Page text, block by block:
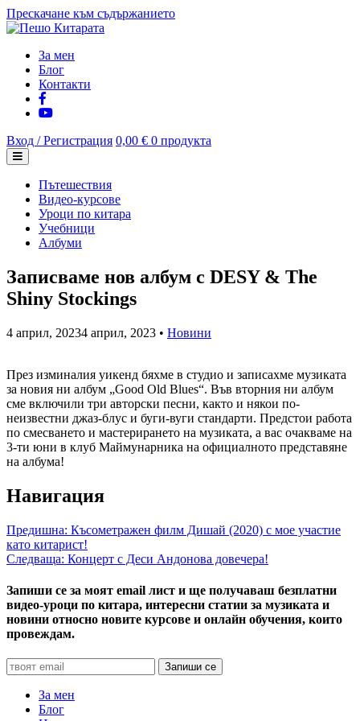
Прескачане към съдържанието
За мен
Блог
Контакти
Вход / Регистрация 0,00 € 0 продукта
Пътешествия
Видео-курсове
Уроци по китара
Учебници
Албуми
Записваме нов албум с DESY & The
Shiny Stockings
4 април, 20234 април, 2023 • Новини
През изминалия уикенд бяхме в студио и записахме музиката
за новия ни албум „Good Old Blues“. Във вторния ни албум
сме включили три авторски песни, както и някои по-
неизвестни джаз-блус и буги-вуги стандарти. Предстои работа
по смесването и мастерирането на музиката, а вас очакваме на
3-ти юни в клуб Маймунарника на официалното представяне
на албума!
Навигация
Предишна: Късометражен филм Дишай (2020) с мое участие
като китарист!
Следваща: Концерт с Деси Андонова довечера!
Запиши се за моят email лист и ще получаваш безплатни
видео-уроци по китара, интересни статии за музиката и
новини относно новите курсове и онлайн обучения, които
провеждам.
За мен
Блог